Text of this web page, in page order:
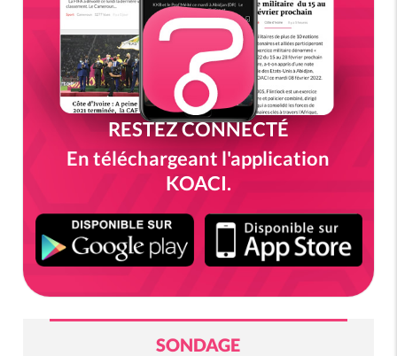
RESTEZ CONNECTÉ
En téléchargeant l'application
KOACI.
SONDAGE